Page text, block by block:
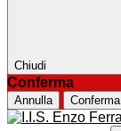
Chiudi
Conferma
Annulla Conferma